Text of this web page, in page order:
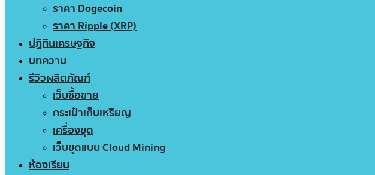
ราคา Dogecoin
ราคา Ripple (XRP)
ปฏิทินเศรษฐกิจ
บทความ
รีวิวผลิตภัณฑ์
เว็บซื้อขาย
กระเป๋าเก็บเหรียญ
เครื่องขุด
เว็บขุดแบบ Cloud Mining
ห้องเรียน